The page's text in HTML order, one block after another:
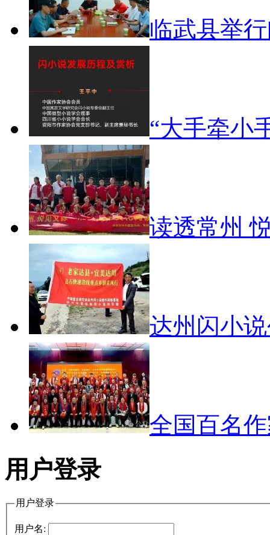
临武县举
“大手牵小
读透常州
达州闪小
全国百名
用户登录
用户登录
用户名: